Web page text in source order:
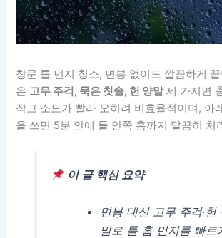
창문 틀 먼지 청소, 면봉 없이도 깔끔하게
은 고무 주걱, 묵은 칫솔, 헌 양말세 가지면
작고 소모가 빨라 오히려 비효율적이며, 아
을 쓰면 5분 안에 틀 안쪽 홈까지 말끔히 처
이 글 핵심 요약
면봉 대신 고무 주걱·헌
말로 틀 홈 먼지를 빠르